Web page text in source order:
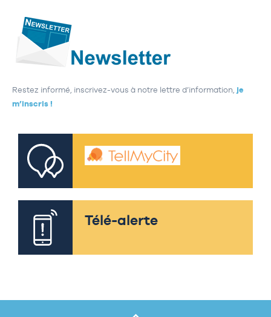
Restez informé, inscrivez-vous à notre lettre d’information, je
m’inscris !
Télé-alerte